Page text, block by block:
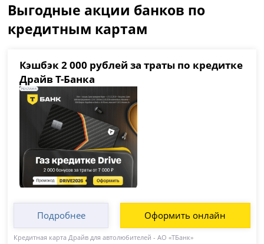
Выгодные акции банков по
кредитным картам
Кэшбэк 2 000 рублей за траты по кредитке
Драйв Т-Банка
Подробнее Оформить онлайн
Кредитная карта Драйв для автолюбителей - АО «ТБанк»